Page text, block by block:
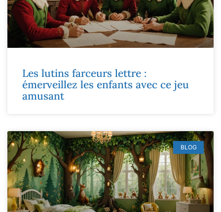
Les lutins farceurs lettre :
émerveillez les enfants avec ce jeu
amusant
BLOG